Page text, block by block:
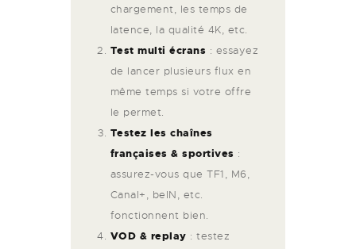
chargement, les temps de
latence, la qualité 4K, etc.
Test multi écrans : essayez
de lancer plusieurs flux en
même temps si votre offre
le permet.
Testez les chaînes
françaises & sportives :
assurez-vous que TF1, M6,
Canal+, beIN, etc.
fonctionnent bien.
VOD & replay : testez